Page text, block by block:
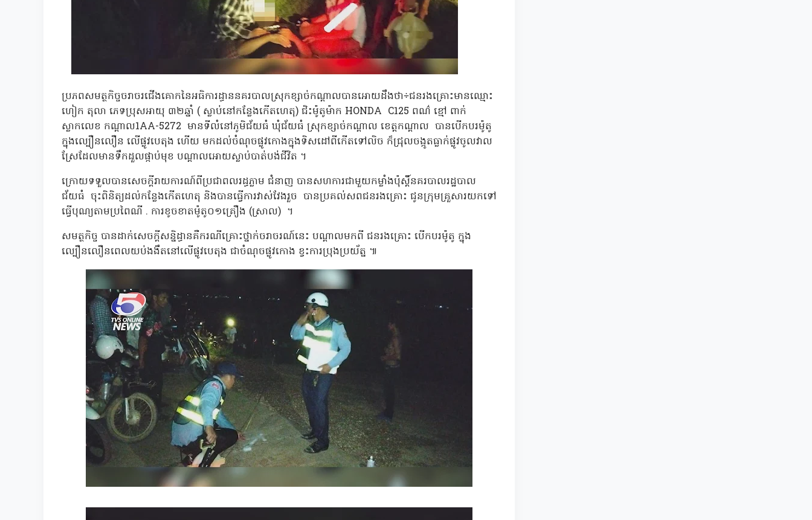
ប្រភពសមត្ថកិច្ចចរាចរជើងគោកនៃអធិការដ្ធាននគរបាលស្រុកខ្សាច់កណ្តាលបានអោយដឹងថា÷ជនរងគ្រោះមានឈ្មោះ
ហៀក តុលា ភេទប្រុសអាយុ ៣២ឆ្នាំ ( ស្លាប់នៅកន្លែងកើតហេតុ) ជិះម៉ូតូម៉ាក HONDA C125 ពណ៌ ខ្មៅ ពាក់
ស្លាកលេខ កណ្តាល1AA-5272 មានទីលំនៅភូមិជ័យធំ ឃុំជ័យធំ ស្រុកខ្សាច់កណ្ដាល ខេត្តកណ្ដាល បានបើកបរម៉ូតូ
ក្នុងល្បឿនលឿន លើផ្លូវបេតុង ហើយ មកដល់ចំណុចផ្លូវកោងក្នុងទិសដៅពីកើតទៅលិច ក៏ជ្រុលចង្កូតធ្លាក់ផ្លូវចូលវាល
ស្រែដែលមានទឹកដួលផ្កាប់មុខ បណ្តាលអោយស្លាប់បាត់បង់ជីវិត ។
ក្រោយទទួលបានសេចក្តីរាយការណ៍ពីប្រជាពលរដ្ធភ្លាម ជំនាញ បានសហការជាមួយកម្លាំងប៉ុស្តិ៍នគរបាលរដ្ឋបាល
ជ័យធំ ចុះពិនិត្យដល់កន្លែងកើតហេតុ និងបានធ្វើការវាស់វែងរួច បានប្រគល់សពជនរងគ្រោះ ជូនក្រុមគ្រួសារយកទៅ
ធ្វើបុណ្យតាមប្រពៃណី . ការខូចខាតម៉ូតូ០១គ្រឿង (ស្រាល) ។
សមត្ថកិច្ច បានដាក់សេចក្តីសន្និដ្ធានគឺករណីគ្រោះថ្នាក់ចរាចរណ៍នេះ បណ្តាលមកពី ជនរងគ្រោះ បើកបរម៉ូតូ ក្នុង
ល្បឿនលឿនពេលយប់ងងឹតនៅលើផ្លូវបេតុង ជាចំណុចផ្លូវកោង ខ្វះការប្រុងប្រយ័ត្ន ៕